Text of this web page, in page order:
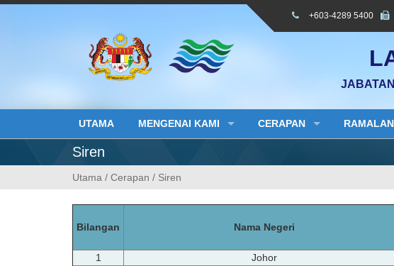
Skip
+603-4289 5400
UTAMA MENGENAI KAMI CERAPAN RAMALAN
Siren
Utama / Cerapan / Siren
Bilangan Nama Negeri
1
Johor